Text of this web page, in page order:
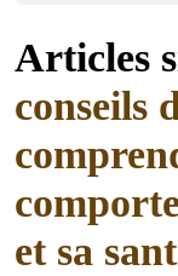
Articles
conseils
et sa